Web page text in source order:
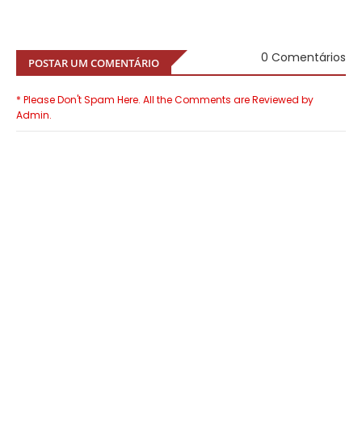
POSTAR UM COMENTÁRIO 0 Comentários
* Please Don't Spam Here. All the Comments are Reviewed by
Admin.